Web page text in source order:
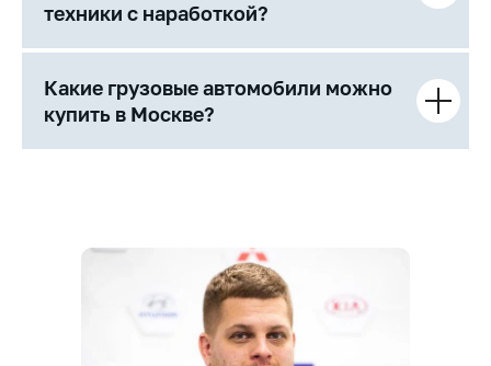
техники с наработкой?
Какие грузовые автомобили можно
купить в Москве?